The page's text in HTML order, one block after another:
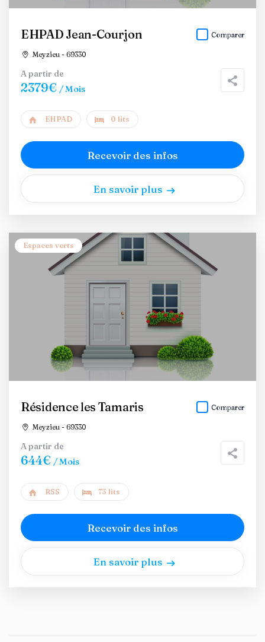
EHPAD Jean-Courjon
Meyzieu - 69330
Comparer
A partir de
2379€ / Mois
EHPAD 0 lits
Recevoir des infos
En savoir plus
Espaces verts
Résidence les Tamaris
Meyzieu - 69330
Comparer
A partir de
644€ / Mois
RSS 73 lits
Recevoir des infos
En savoir plus